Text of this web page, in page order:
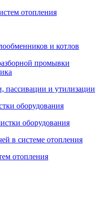
отопления
и котлов
промывки
пассивации и утилизации
оборудования
оборудования
в системе отопления
отопления